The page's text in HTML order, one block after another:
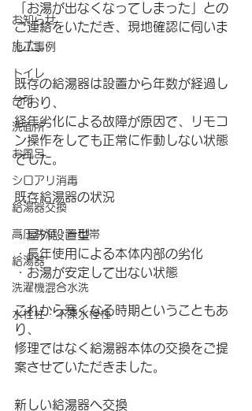
お知らせ
施工事例
トイレ
台所
洗面所
お風呂
シロアリ消毒
給湯器交換
高圧洗浄 一世帯
給湯器
洗濯機混合水洗
水栓柱・不凍水栓柱
「お湯が出なくなってしまった」との
ご連絡をいただき、現地確認に伺いま
した。
既存の給湯器は設置から年数が経過し
ており、
経年劣化による故障が原因で、リモコ
ン操作をしても正常に作動しない状態
でした。
既存給湯器の状況
・屋外設置型
・長年使用による本体内部の劣化
・お湯が安定して出ない状態
これから寒くなる時期ということもあ
り、
修理ではなく給湯器本体の交換をご提
案させていただきました。
新しい給湯器へ交換